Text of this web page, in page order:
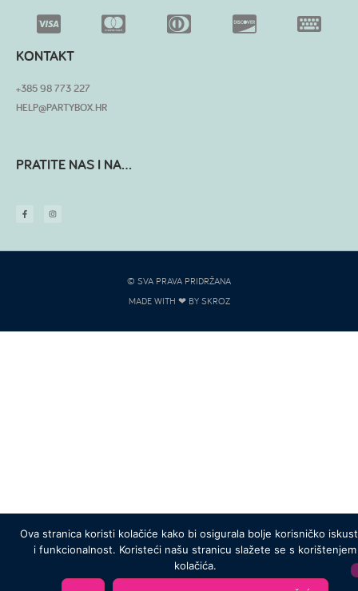
KONTAKT
+385 98 773 227
HELP@PARTYBOX.HR
PRATITE NAS I NA...
© SVA PRAVA PRIDRŽANA
MADE WITH ❤ BY SKROZ
Ova stranica koristi kolačiće kako bi osigurala bolje korisničko
i funkcionalnost. Koristeći našu stranicu slažete se s korištenjem
kolačića.